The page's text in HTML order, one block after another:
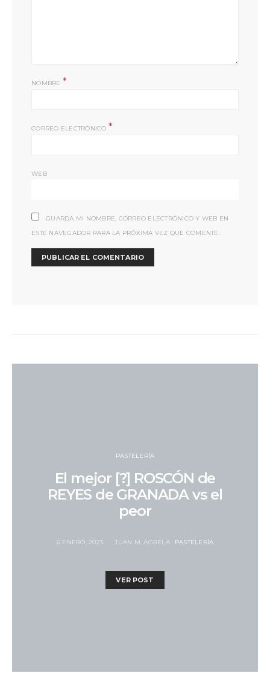
NOMBRE *
CORREO ELECTRÓNICO *
WEB
GUARDA MI NOMBRE, CORREO ELECTRÓNICO Y WEB EN
ESTE NAVEGADOR PARA LA PRÓXIMA VEZ QUE COMENTE.
PASTELERÍA
El mejor [?] ROSCÓN de
REYES de GRANADA vs el
peor
6 ENERO, 2023 JUAN M. AGRELA PASTELERÍA
VER POST